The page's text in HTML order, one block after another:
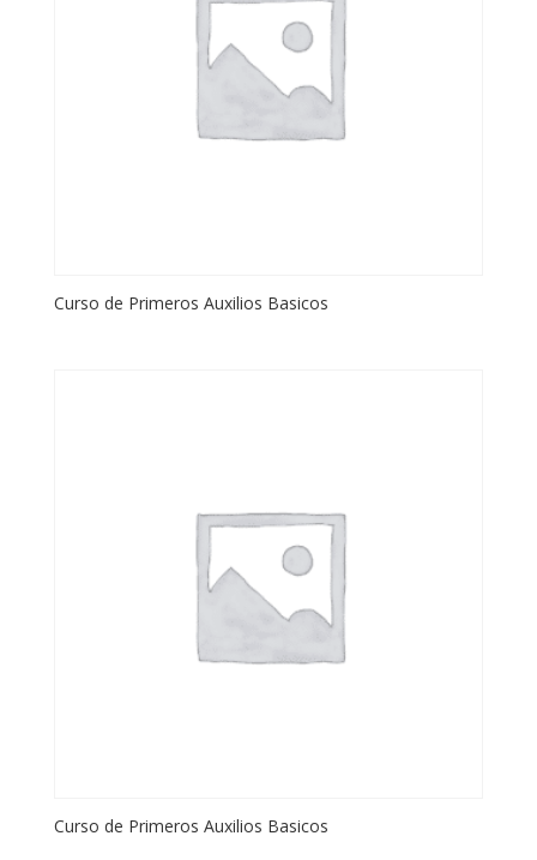
Curso de Primeros Auxilios Basicos
Curso de Primeros Auxilios Basicos